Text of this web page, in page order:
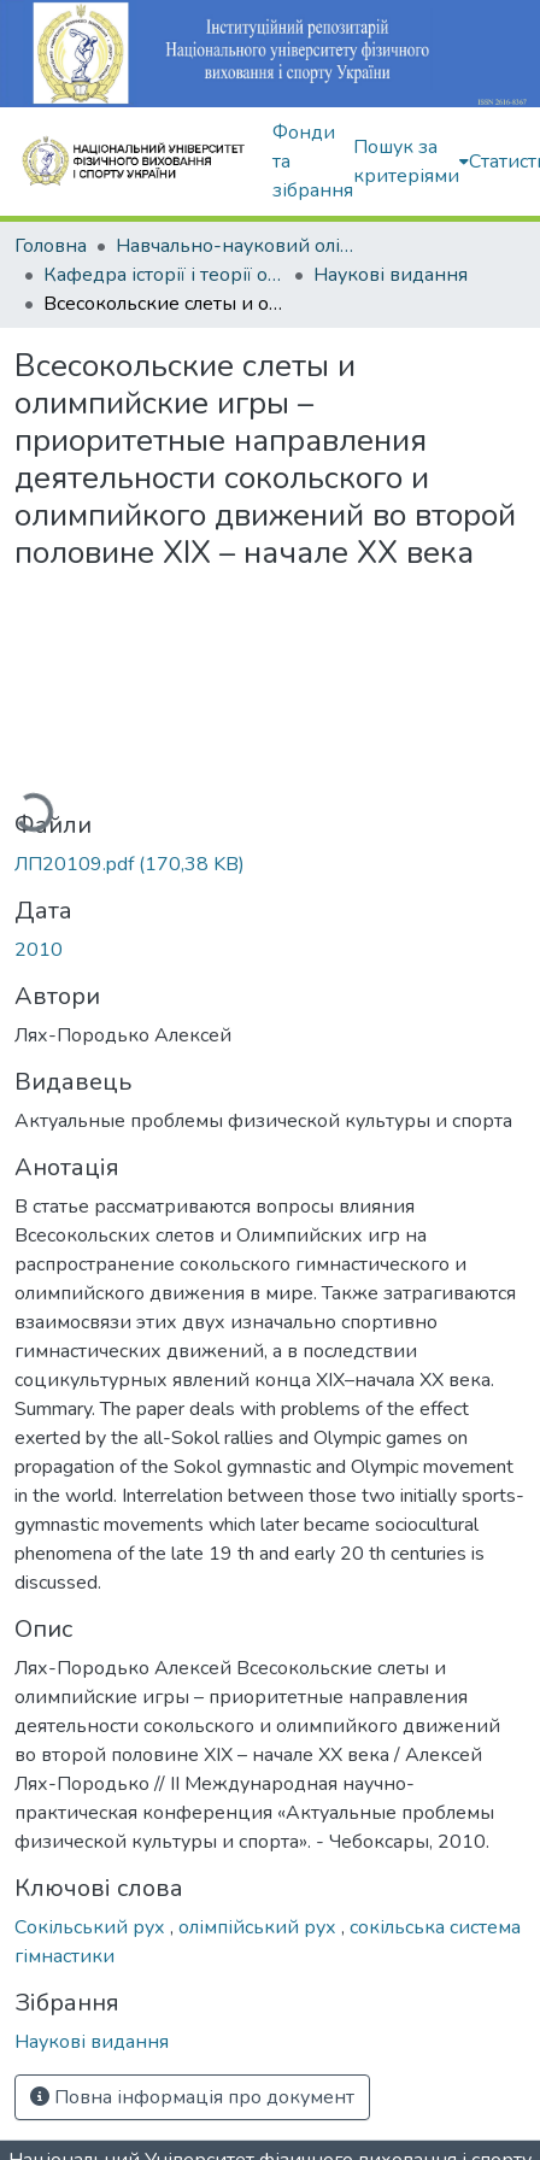
Фонди
та
зібрання
Пошук за
критеріями
Головна
Навчально-науковий олімпійський інститут
Кафедра історії і теорії олімпійського спорту
Наукові видання
Всесокольские слеты и олимпийские игры – приоритетные направления деятельности сокольского и олимпийкого движений во второй половине XIX – начале XX века
Всесокольские слеты и
олимпийские игры –
приоритетные направления
деятельности сокольского и
олимпийкого движений во второй
половине XIX – начале XX века
Файли
ЛП20109.pdf(170,38 KB)
Дата
2010
Автори
Лях-Породько Алексей
Видавець
Актуальные проблемы физической культуры и спорта
Анотація
В статье рассматриваются вопросы влияния
Всесокольских слетов и Олимпийских игр на
распространение сокольского гимнастического и
олимпийского движения в мире. Также затрагиваются
взаимосвязи этих двух изначально спортивно
гимнастических движений, а в последствии
социкультурных явлений конца XIX–начала XX века.
Summary. The paper deals with problems of the effect
exerted by the all-Sokol rallies and Olympic games on
propagation of the Sokol gymnastic and Olympic movement
in the world. Interrelation between those two initially sports-
gymnastic movements which later became sociocultural
phenomena of the late 19 th and early 20 th centuries is
discussed.
Опис
Лях-Породько Алексей Всесокольские слеты и
олимпийские игры – приоритетные направления
деятельности сокольского и олимпийкого движений
во второй половине XIX – начале XX века / Алексей
Лях-Породько // II Международная научно-
практическая конференция «Актуальные проблемы
физической культуры и спорта». - Чебоксары, 2010.
Ключові слова
Сокільський рух , олімпійський рух , сокільська система
гімнастики
Зібрання
Наукові видання
Повна інформація про документ